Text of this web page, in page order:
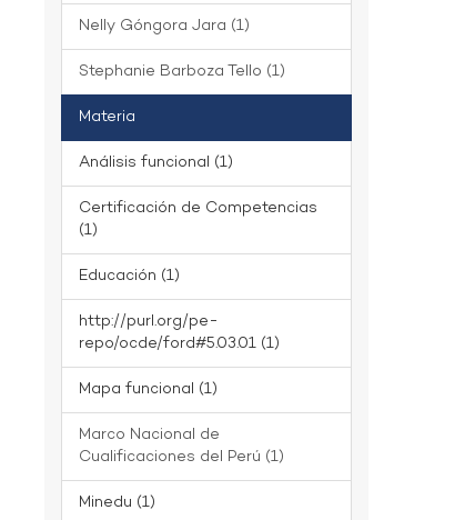
Nelly Góngora Jara (1)
Stephanie Barboza Tello (1)
Materia
Análisis funcional (1)
Certificación de Competencias
(1)
Educación (1)
http://purl.org/pe-
repo/ocde/ford#5.03.01 (1)
Mapa funcional (1)
Marco Nacional de
Cualificaciones del Perú (1)
Minedu (1)